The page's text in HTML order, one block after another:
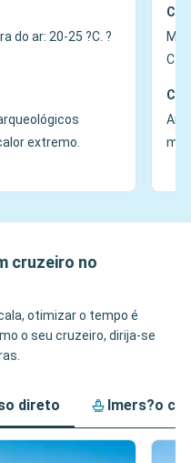
do ar: 20-25 ?C. ?
extremo.
C+.
cruzeiro no
otimizar o tempo é
o seu cruzeiro, dirija-se
direto Imers?o